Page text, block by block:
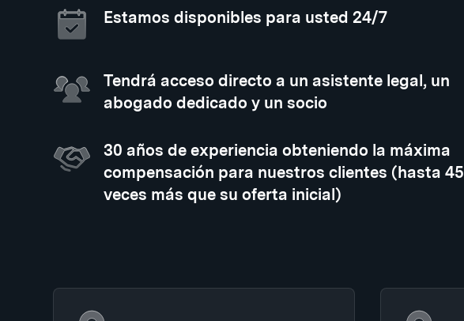
Estamos disponibles para usted 24/7
Tendrá acceso directo a un asistente legal, un
abogado dedicado y un socio
30 años de experiencia obteniendo la máxima
compensación para nuestros clientes (hasta 45
veces más que su oferta inicial)